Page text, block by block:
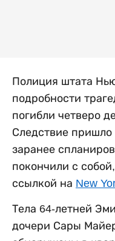
Полиция штата
подробности
погибли четверо
Следствие
заранее
покончили с
ссылкой на New
Тела 64-летней
дочери Сары